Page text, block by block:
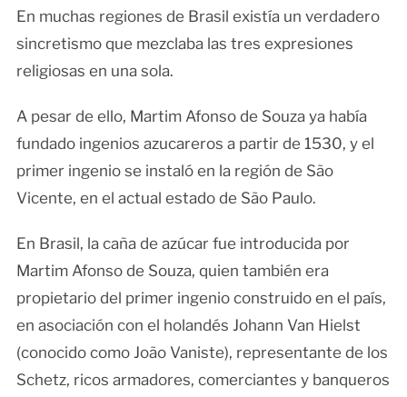
En muchas regiones de Brasil existía un verdadero
sincretismo que mezclaba las tres expresiones
religiosas en una sola.
A pesar de ello, Martim Afonso de Souza ya había
fundado ingenios azucareros a partir de 1530, y el
primer ingenio se instaló en la región de São
Vicente, en el actual estado de São Paulo.
En Brasil, la caña de azúcar fue introducida por
Martim Afonso de Souza, quien también era
propietario del primer ingenio construido en el país,
en asociación con el holandés Johann Van Hielst
(conocido como João Vaniste), representante de los
Schetz, ricos armadores, comerciantes y banqueros